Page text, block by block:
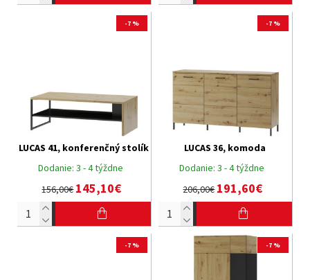
-7 %
Dodanie: 3 - 4 týždne
LUCAS 41, konferenčný stolík
156,00€145,10€
-7 %
Dodanie: 3 - 4 týždne
LUCAS 36, komoda
206,00€191,60€
-7 % -7 %